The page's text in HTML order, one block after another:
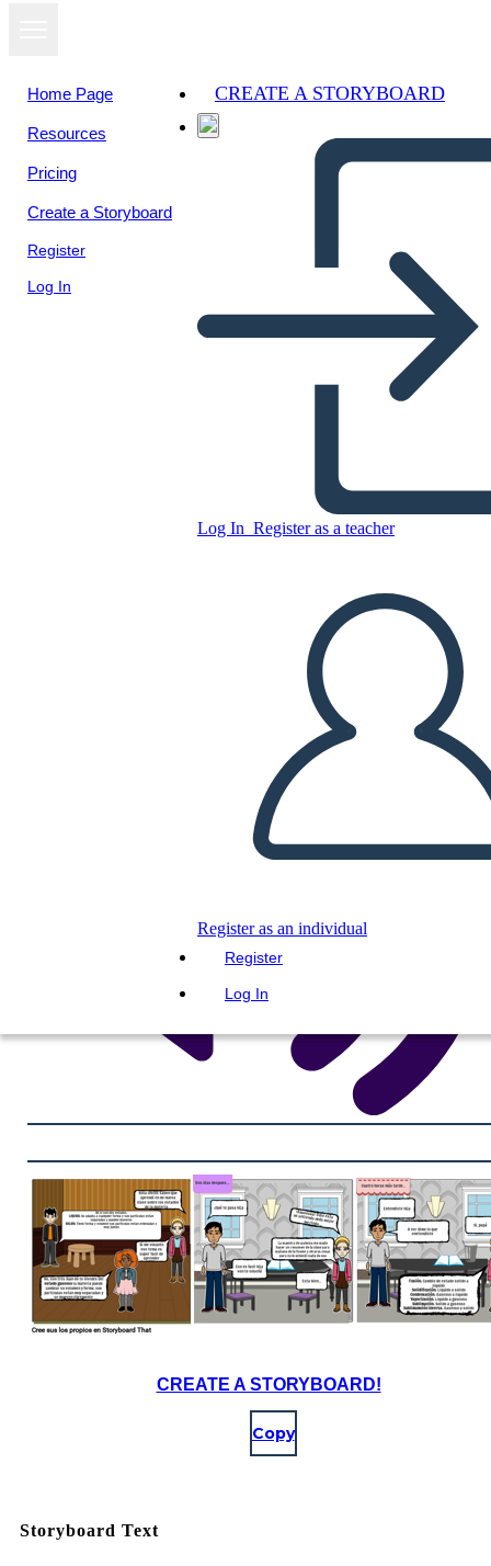
Home Page
Resources
Pricing
Create a Storyboard
Register
Log In
CREATE A STORYBOARD
Log In Register as a teacher
Register as an individual
Register
Log In
PLAY SLIDESHOW
READ TO ME
View as
slideshow
CREATE A STORYBOARD!
Copy
Storyboard Text